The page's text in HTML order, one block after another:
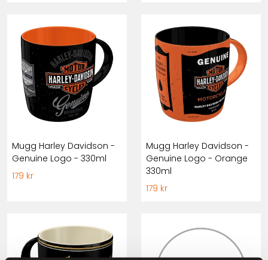
Mugg Harley Davidson -
Genuine Logo - 330ml
179 kr
Mugg Harley Davidson -
Genuine Logo - Orange
330ml
179 kr